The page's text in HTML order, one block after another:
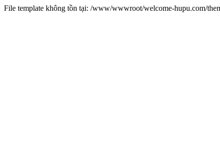
File template không tồn tại: /www/wwwroot/welcome-hupu.com/